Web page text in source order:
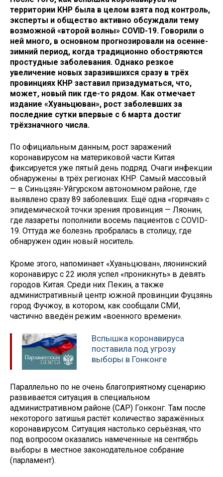
территории КНР была в целом взята под контроль,
эксперты и общество активно обсуждали тему
возможной «второй волны» COVID-19. Говорили о
ней много, в основном прогнозировали на осенне-
зимний период, когда традиционно обостряются
простудные заболевания. Однако резкое
увеличение новых заразившихся сразу в трёх
провинциях КНР заставил призадуматься, что,
может, новый пик где-то рядом. Как отмечает
издание «Хуаньцюван», рост заболевших за
последние сутки впервые с 6 марта достиг
трёхзначного числа.
По официальным данным, рост заражений
коронавирусом на материковой части Китая
фиксируется уже пятый день подряд. Очаги инфекции
обнаружены в трёх регионах КНР. Самый массовый
— в Синьцзян-Уйгурском автономном районе, где
выявлено сразу 89 заболевших. Ещё одна «горячая» с
эпидемической точки зрения провинция — Ляонин,
где лазареты пополнили восемь пациентов с COVID-
19. Оттуда же болезнь пробралась в столицу, где
обнаружен один новый носитель.
Кроме этого, напоминает «Хуаньцюван», ляонинский
коронавирус с 22 июля успел «проникнуть» в девять
городов Китая. Среди них Пекин, а также
административный центр южной провинции Фуцзянь
город Фучжоу, в котором, как сообщали СМИ,
частично введён режим «военного времени».
Вспышка коронавируса
поставила под угрозу
выборы в Гонконге
Параллельно по не очень благоприятному сценарию
развивается ситуация в специальном
административном районе (САР) Гонконг. Там после
некоторого затишья растёт количество заражённых
коронавирусом. Ситуация настолько серьёзная, что
под вопросом оказались намеченные на сентябрь
выборы в местное законодательное собрание
(парламент).